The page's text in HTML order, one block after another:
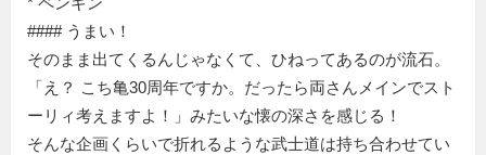
#### うまい！
そのまま出てくるんじゃなくて、ひねってあるのが流石。
「え？ こち亀30周年ですか。だったら両さんメインでスト
ーリィ考えますよ！」みたいな懐の深さを感じる！
そんな企画くらいで折れるような武士道は持ち合わせてい